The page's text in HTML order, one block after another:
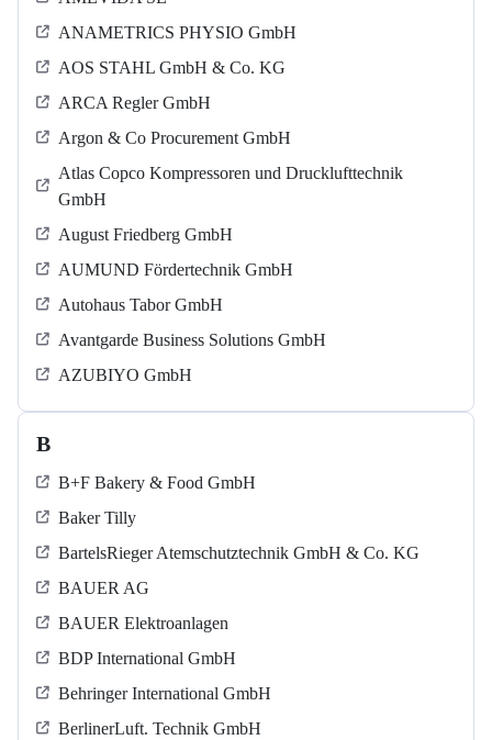
ANAMETRICS PHYSIO GmbH
AOS STAHL GmbH & Co. KG
ARCA Regler GmbH
Argon & Co Procurement GmbH
Atlas Copco Kompressoren und Drucklufttechnik
GmbH
August Friedberg GmbH
AUMUND Fördertechnik GmbH
Autohaus Tabor GmbH
Avantgarde Business Solutions GmbH
AZUBIYO GmbH
B
B+F Bakery & Food GmbH
Baker Tilly
BartelsRieger Atemschutztechnik GmbH & Co. KG
BAUER AG
BAUER Elektroanlagen
BDP International GmbH
Behringer International GmbH
BerlinerLuft. Technik GmbH